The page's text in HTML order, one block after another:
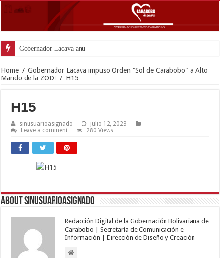
Gobernador Lacava anunció colocació
Home / Gobernador Lacava impuso Orden “Sol de Carabobo" a Alto
Mando de la ZODI / H15
H15
sinusuarioasignado
julio 12, 2023
Leave a comment
280 Views
About sinusuarioasignado
Redacción Digital de la Gobernación Bolivariana de
Carabobo | Secretaría de Comunicación e
Información | Dirección de Diseño y Creación